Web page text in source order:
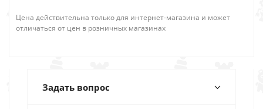
Цена действительна только для интернет-магазина и может
отличаться от цен в розничных магазинах
Задать вопрос